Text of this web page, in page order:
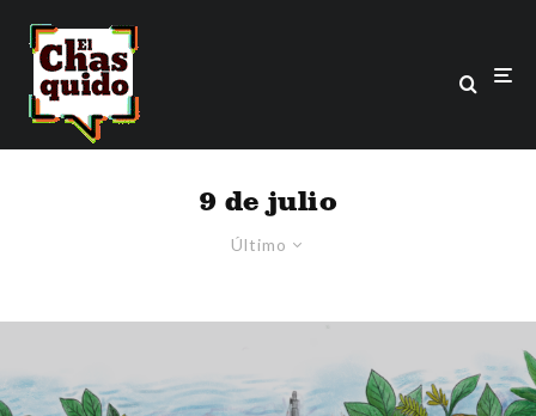
9 de julio
Último